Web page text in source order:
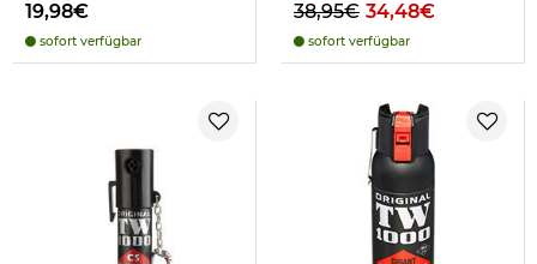
19,98€
sofort verfügbar
38,95€ 34,48€
sofort verfügbar